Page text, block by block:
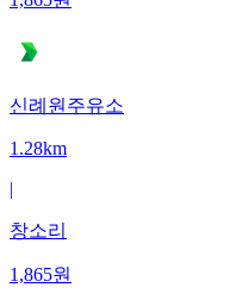
신례원주유소
1.28km
|
창소리
1,865원